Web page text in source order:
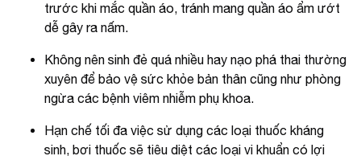
trước khi mắc quần áo, tránh mang quần áo ẩm ướt
dễ gây ra nấm.
Không nên sinh đẻ quá nhiều hay nạo phá thai thường
xuyên để bảo vệ sức khỏe bản thân cũng như phòng
ngừa các bệnh viêm nhiễm phụ khoa.
Hạn chế tối đa việc sử dụng các loại thuốc kháng
sinh, bơi thuốc sẽ tiêu diệt các loại vi khuẩn có lợi